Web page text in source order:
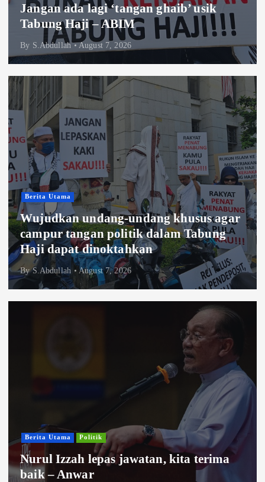
Jangan ada lagi ‘tangan ghaib’ usik
Tabung Haji – ABIM
By S.Abdullah August 7, 2026
Berita Utama
Wujudkan undang-undang khusus agar
campur tangan politik dalam Tabung
Haji dapat dinoktahkan
ByS.Abdullah August 7, 2026
Berita Utama Politik
Nurul Izzah lepas jawatan, kita terima
baik – Anwar